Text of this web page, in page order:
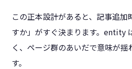
この正本設計があると、記事追加
すか」がすぐ決まります。entity
く、ページ群のあいだで意味が揺
す。